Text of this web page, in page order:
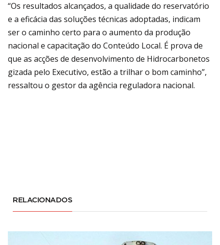
“Os resultados alcançados, a qualidade do reservatório
e a eficácia das soluções técnicas adoptadas, indicam
ser o caminho certo para o aumento da produção
nacional e capacitação do Conteúdo Local. É prova de
que as acções de desenvolvimento de Hidrocarbonetos
gizada pelo Executivo, estão a trilhar o bom caminho”,
ressaltou o gestor da agência reguladora nacional.
RELACIONADOS